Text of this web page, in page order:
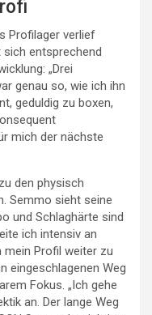
Profilager verlief
entsprechend
„Drei
genau so, wie ich ihn
geduldig zu boxen,
mich der nächste
den physisch
Semmo sieht seine
und Schlaghärte sind
ich intensiv an
mein Profil weiter zu
eingeschlagenen Weg
Fokus. „Ich gehe
an. Der lange Weg